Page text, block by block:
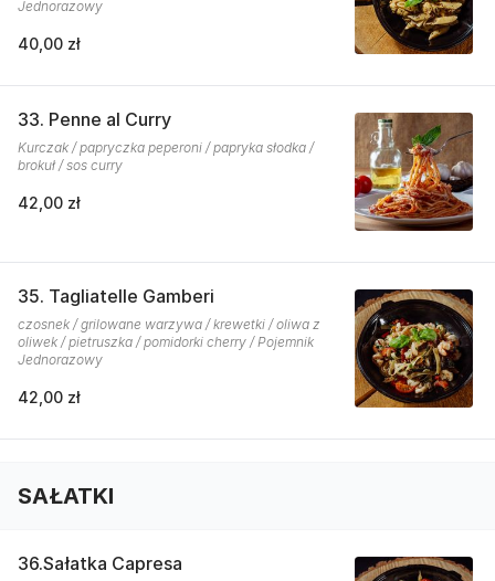
Jednorazowy
40,00 zł
33. Penne al Curry
Kurczak / papryczka peperoni / papryka słodka /
brokuł / sos curry
42,00 zł
35. Tagliatelle Gamberi
czosnek / grilowane warzywa / krewetki / oliwa z
oliwek / pietruszka / pomidorki cherry / Pojemnik
Jednorazowy
42,00 zł
SAŁATKI
36.Sałatka Capresa